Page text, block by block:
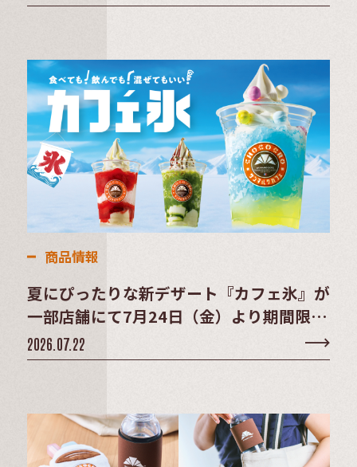
商品情報
夏にぴったりな新デザート『カフェ氷』が
一部店舗にて7月24日（金）より期間限定
販売
2026.07.22